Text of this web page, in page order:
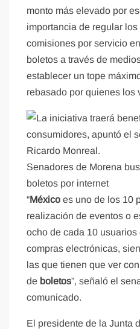
monto más elevado por
importancia de regular
comisiones por servicio
boletos a través de
establecer un tope
rebasado por quienes los
Senadores de Morena
boletos por internet
“México es uno de los 10
realización de eventos o
ocho de cada 10
compras electrónicas,
las que tienen que ver
de boletos”, señaló el
comunicado.
El presidente de la Junta